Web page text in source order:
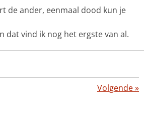
de ander, eenmaal dood kun je
dat vind ik nog het ergste van al.
Volgende»